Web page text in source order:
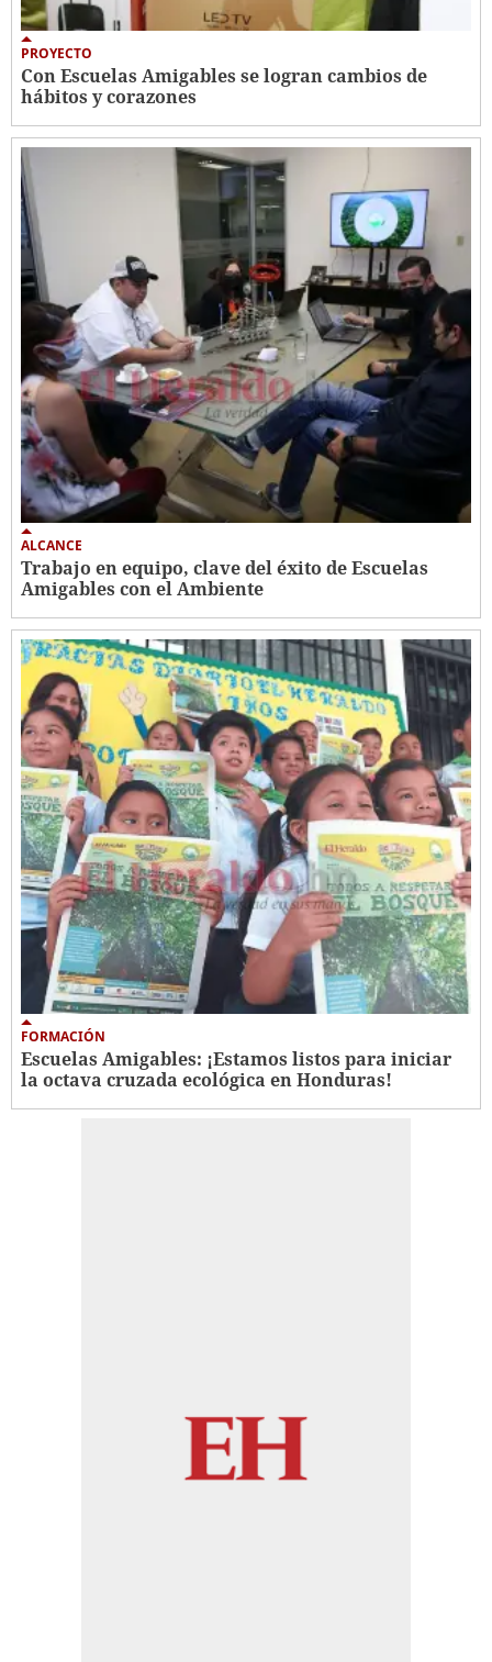
PROYECTO
Con Escuelas Amigables se logran cambios de
hábitos y corazones
ALCANCE
Trabajo en equipo, clave del éxito de Escuelas
Amigables con el Ambiente
FORMACIÓN
Escuelas Amigables: ¡Estamos listos para iniciar
la octava cruzada ecológica en Honduras!